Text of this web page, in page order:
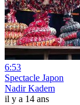
6:53
Spectacle Japon
Nadir Kadem
il y a 14 ans